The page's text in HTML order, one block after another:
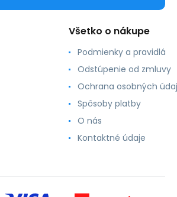
Všetko o nákupe
Podmienky a pravidlá
Odstúpenie od zmluvy
Ochrana osobných
Spôsoby platby
O nás
Kontaktné údaje